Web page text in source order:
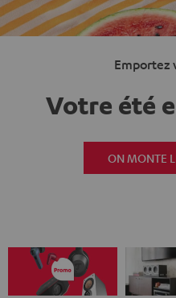
Emportez
Votre été
ON MONTE